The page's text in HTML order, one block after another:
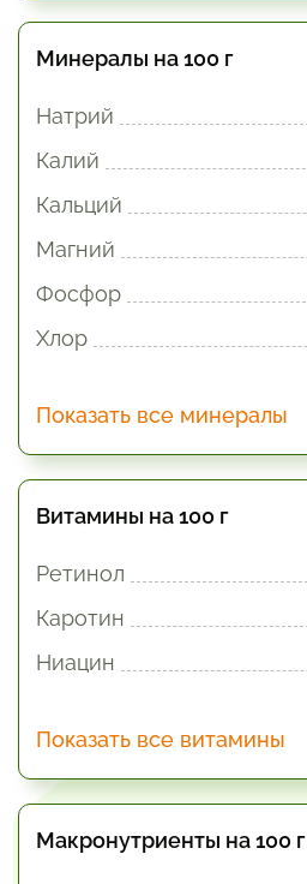
Минералы на 100 г
Натрий
Калий
Кальций
Магний
Фосфор
Хлор
Показать все минералы
Витамины на 100 г
Ретинол
Каротин
Ниацин
Показать все витамины
Макронутриенты на 100 г